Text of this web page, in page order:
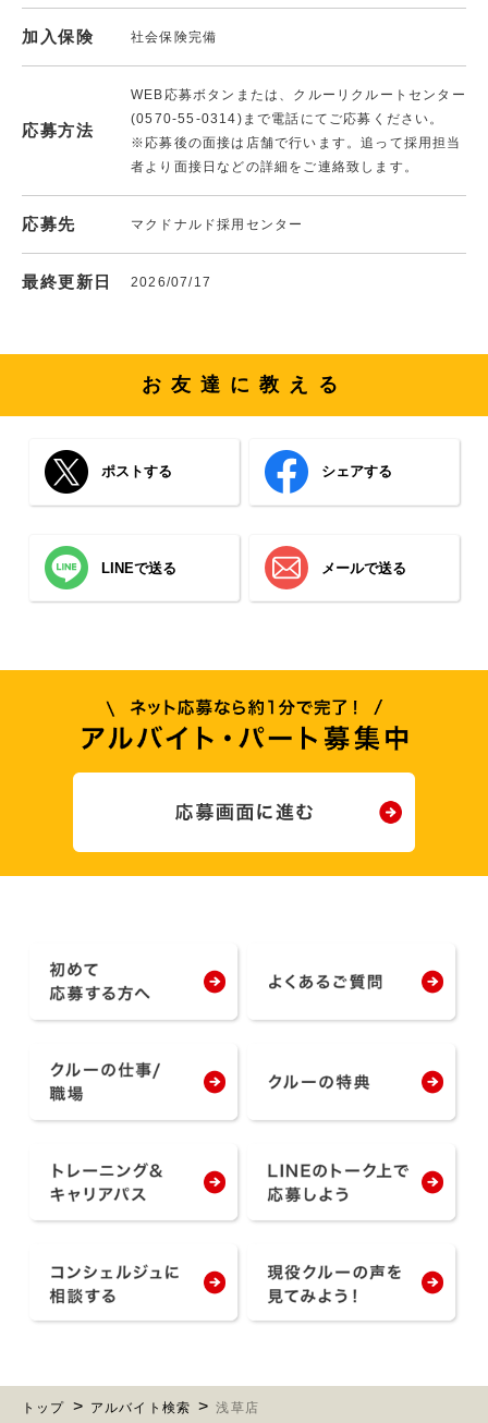
加入保険 社会保険完備
応募方法
WEB応募ボタンまたは、クルーリクルートセンター
(0570-55-0314)まで電話にてご応募ください。
※応募後の面接は店舗で行います。追って採用担当
者より面接日などの詳細をご連絡致します。
応募先 マクドナルド採用センター
最終更新日 2026/07/17
お友達に教える
ポストする シェアする
LINEで送る メールで送る
トップ アルバイト検索 浅草店